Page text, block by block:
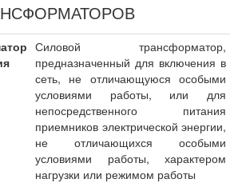
Силовой трансформатор,
предназначенный для включения в
сеть, не отличающуюся особыми
условиями работы, или для
непосредственного питания
приемников электрической энергии,
не отличающихся особыми
условиями работы, характером
нагрузки или режимом работы